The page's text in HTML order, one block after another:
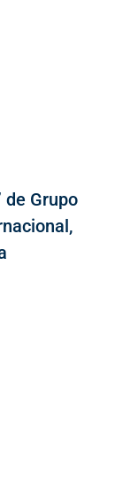
de Grupo